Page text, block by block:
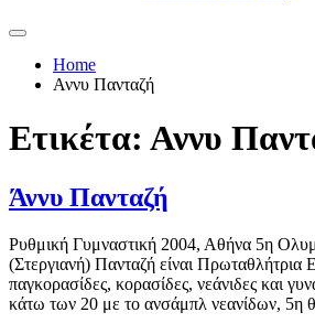
Home
Αννυ Πανταζή
Ετικέτα: Αννυ
Άννυ Πανταζή
Ρυθμική Γυμναστική 2004, Αθήνα 5η
(Στεργιανή) Πανταζή είναι Πρωταθλήτρια
παγκορασίδες, κορασίδες, νεάνιδες και
κάτω των 20 με το ανσάμπλ νεανίδων, 5η